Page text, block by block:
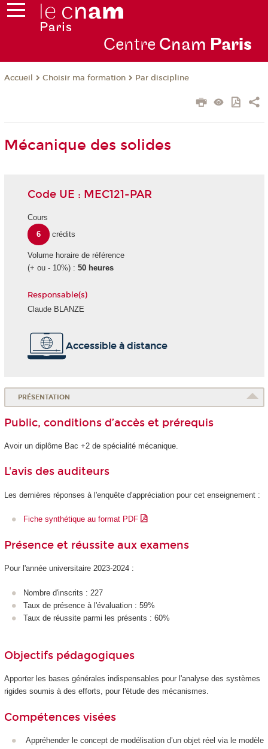
Centre Cnam Paris
Accueil Choisir ma formation Par discipline
Mécanique des solides
Code UE : MEC121-PAR
Cours
6
crédits
Volume horaire de référence
(+ ou - 10%) : 50 heures
Responsable(s)
Claude BLANZE
Accessible à distance
PRÉSENTATION
Public, conditions d’accès et prérequis
Avoir un diplôme Bac +2 de spécialité mécanique.
L'avis des auditeurs
Les dernières réponses à l'enquête d'appréciation pour cet enseignement :
Fiche synthétique au format PDF
Présence et réussite aux examens
Pour l'année universitaire 2023-2024 :
Nombre d'inscrits : 227
Taux de présence à l'évaluation : 59%
Taux de réussite parmi les présents : 60%
Objectifs pédagogiques
Apporter les bases générales indispensables pour l'analyse des systèmes
rigides soumis à des efforts, pour l'étude des mécanismes.
Compétences visées
Appréhender le concept de modélisation d’un objet réel via le modèle